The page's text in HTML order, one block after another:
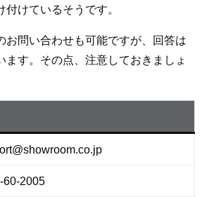
付けているそうです。
お問い合わせも可能ですが、回答は
ます。その点、注意しておきましょ
60-2005